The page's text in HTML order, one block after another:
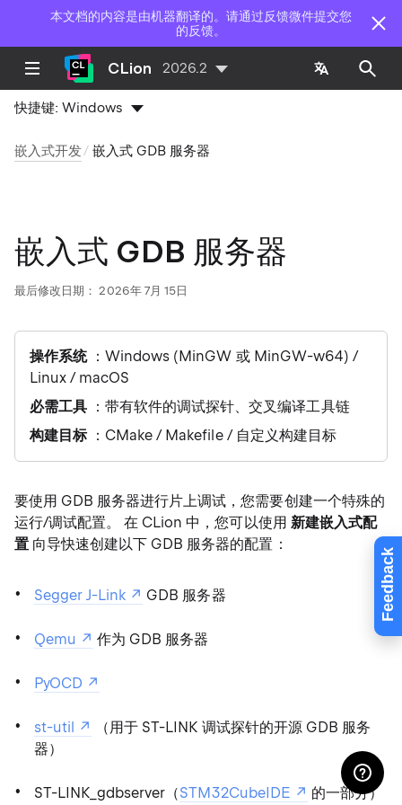
本文档的内容是由机器翻译的。请通过反馈微件提交您
的反馈。
Feedback
CLion 2026.2
快捷键:Windows
嵌入式开发 嵌入式 GDB 服务器
嵌入式 GDB 服务器
最后修改日期： 2026年 7月 15日
操作系统：Windows (MinGW 或 MinGW-w64) /
Linux / macOS
必需工具 ：带有软件的调试探针、交叉编译工具链
构建目标：CMake / Makefile / 自定义构建目标
要使用 GDB 服务器进行片上调试，您需要创建一个特殊的
运行/调试配置。 在 CLion 中，您可以使用 新建嵌入式配
置 向导快速创建以下 GDB 服务器的配置：
Segger J-Link GDB 服务器
Qemu 作为 GDB 服务器
PyOCD
st-util
（用于 ST-LINK 调试探针的开源 GDB 服务
器）
ST-LINK_gdbserver（STM32CubeIDE 的一部分）